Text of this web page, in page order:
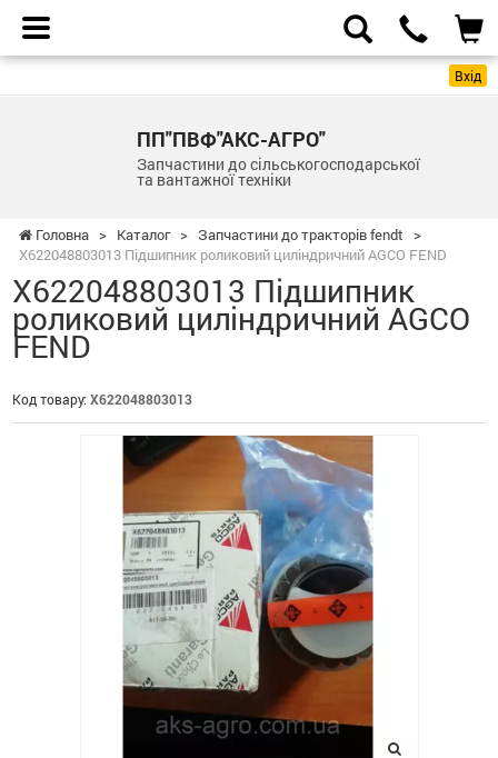
Вхід
ПП"ПВФ"АКС-АГРО"
Запчастини до сільськогосподарської
та вантажної техніки
Головна > Каталог > Запчастини до тракторів fendt
>
X622048803013 Підшипник роликовий циліндричний AGCO FEND
X622048803013 Підшипник
роликовий циліндричний AGCO
FEND
Код товару: X622048803013